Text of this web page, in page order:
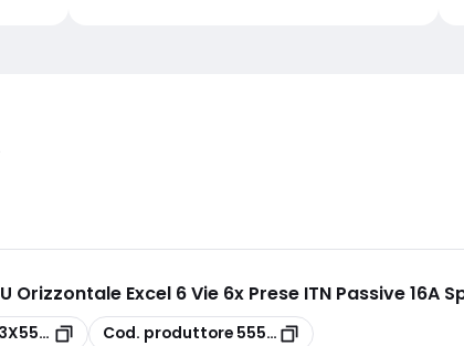
Orizzontale Excel 6 Vie 6x Prese ITN Passive 16A
3X555-292copia
Cod. produttore 555-292